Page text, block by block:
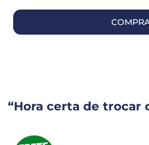
“Hora certa de trocar